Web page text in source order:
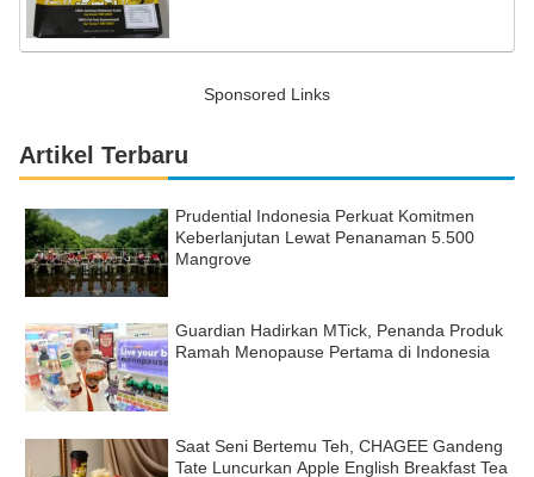
Sponsored Links
Artikel Terbaru
Prudential Indonesia Perkuat Komitmen
Keberlanjutan Lewat Penanaman 5.500
Mangrove
Guardian Hadirkan MTick, Penanda Produk
Ramah Menopause Pertama di Indonesia
Saat Seni Bertemu Teh, CHAGEE Gandeng
Tate Luncurkan Apple English Breakfast Tea